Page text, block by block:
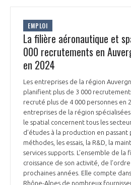
EMPLOI
La filière aéronautique et
000 recrutements en
en 2024
Les entreprises de la région
planifient plus de 3 000
recruté plus de 4 000 personnes en
entreprises de la région
le spatial concernent tous les
d’études à la production en passant
méthodes, les essais, la R&D, la
services supports. L’ensemble de
croissance de son activité, de
prochaines années. Elle compte
Rhône-Alpes de nombreux